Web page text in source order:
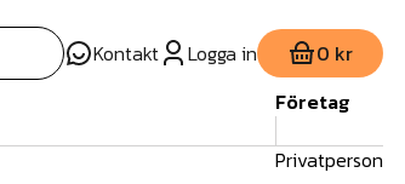
Kontakt Logga in 0 kr
Företag
Privatperson